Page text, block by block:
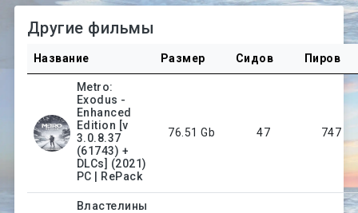
Другие фильмы
Название Размер Сидов Пиров
Metro:
Exodus -
Enhanced
Edition [v
3.0.8.37
(61743) +
DLCs] (2021)
PC | RePack
76.51 Gb 47 747
Властелины